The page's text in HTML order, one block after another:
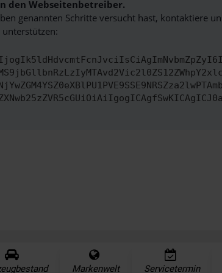
den Webseitenbetreiber.
genannten Schritte versucht hast, kontaktiere
unterstützen:
Markenwelt Servicetermin